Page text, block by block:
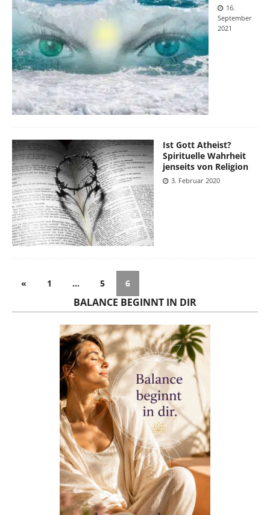
16.
September
2021
Ist Gott Atheist?
Spirituelle Wahrheit
jenseits von Religion
3. Februar 2020
« 1 … 5 6
BALANCE BEGINNT IN DIR